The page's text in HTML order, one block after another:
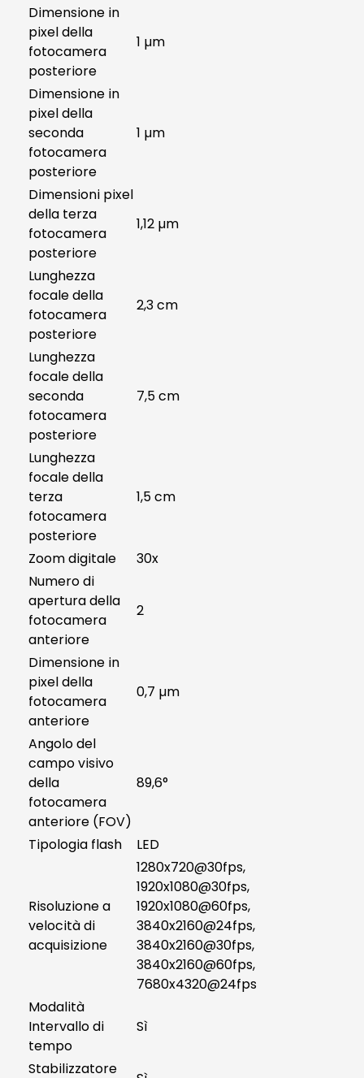
Dimensione in
pixel della
fotocamera
posteriore
1 µm
Dimensione in
pixel della
seconda
fotocamera
posteriore
1 µm
Dimensioni pixel
della terza
fotocamera
posteriore
1,12 µm
Lunghezza
focale della
fotocamera
posteriore
2,3 cm
Lunghezza
focale della
seconda
fotocamera
posteriore
7,5 cm
Lunghezza
focale della
terza
fotocamera
posteriore
1,5 cm
Zoom digitale
30x
Numero di
apertura della
fotocamera
anteriore
2
Dimensione in
pixel della
fotocamera
anteriore
0,7 µm
Angolo del
campo visivo
della
fotocamera
anteriore (FOV)
89,6°
Tipologia flash LED
Risoluzione a
velocità di
acquisizione
1280x720@30fps,
1920x1080@30fps,
1920x1080@60fps,
3840x2160@24fps,
3840x2160@30fps,
3840x2160@60fps,
7680x4320@24fps
Modalità
Intervallo di
tempo
Sì
Stabilizzatore